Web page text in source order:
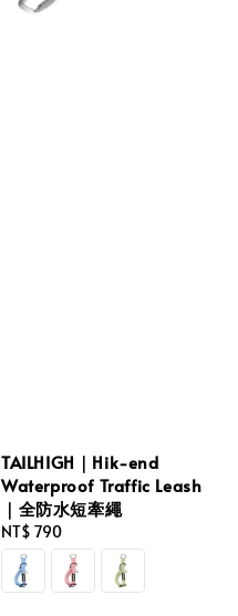
TAILHIGH｜Hik-end
Waterproof Traffic Leash
｜全防水短牽繩
Regular
price
NT$ 790